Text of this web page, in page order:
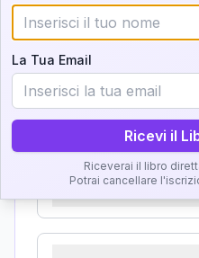
+2
Zona del Ritratto
Importanza:
Karma Genitore-
Importanza:
La Tua Email
Ricevi il
Riceverai il libro
Potrai cancellare